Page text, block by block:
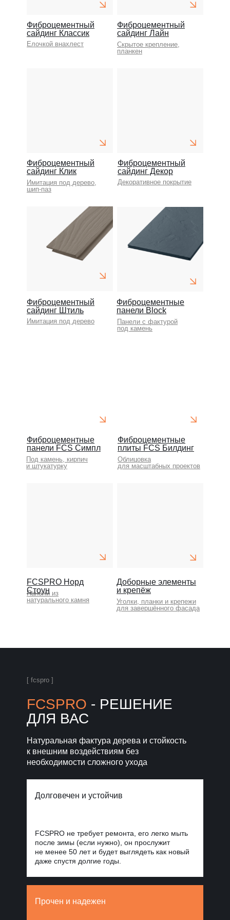
Панели из
натурального камня
FCSPRO
FCSPRO Норд
Стоун
Уголки, планки, откосы
для завершённого фасада
Уголки, планки и крепежи
для завершённого фасада
Доборные элементы
и крепёж
Под камень, кирпич
и штукатурку
Фиброцементные
панели FCS Симпл
Облицовка
для масштабных проектов
Облицовка
проектов
Фиброцементные
плиты FCS Билдинг
Фиброцементные
панели Block
Панели с фактурой
под камень
Фиброцементные
панели Стоун
Блок
Имитация под дерево
Фиброцементный
сайдинг Штиль
Декоративное покрытие
Фиброцементный
сайдинг Декор
Имитация под дерево,
шип-паз
Фиброцементный
сайдинг Клик
Скрытое крепление,
планкен
Фиброцементный
сайдинг Лайн
Елочкой внахлест
Фиброцементный
сайдинг Классик
[ fcspro ]
Натуральная фактура дерева и стойкость
к внешним воздействиям без
необходимости сложного ухода
FCSPRO - РЕШЕНИЕ
ДЛЯ ВАС
Прочен и надежен
Долговечен и устойчив
FCSPRO не требует ремонта, его легко мыть
после зимы (если нужно), он прослужит
не менее 50 лет и будет выглядеть как новый
даже спустя долгие годы.